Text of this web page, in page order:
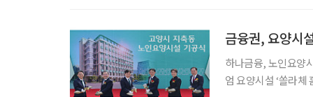
금융권, 요양시
하나금융, 노인요양시설 건
엄 요양시설 ‘쏠라체 홈 미사’ 개소 금융권이 고령화 시